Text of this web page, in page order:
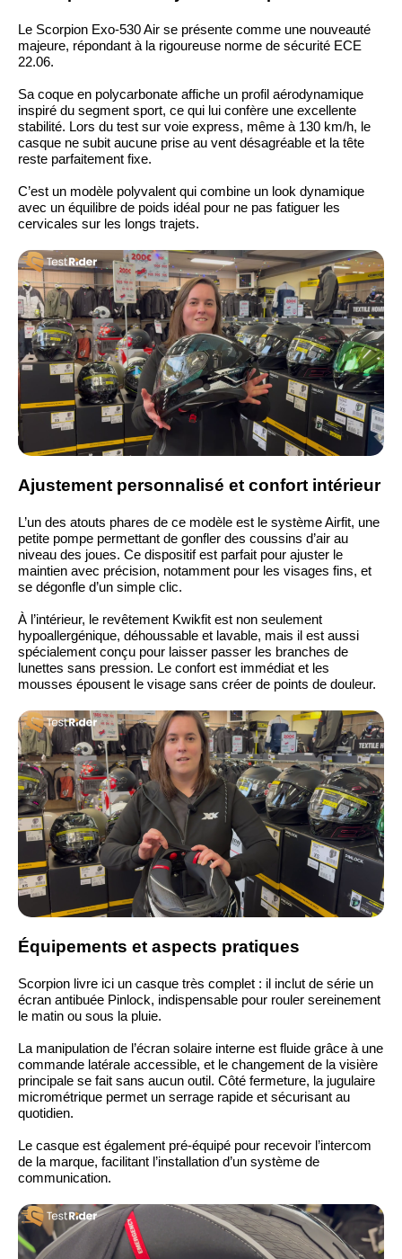
Le Scorpion Exo-530 Air se présente comme une nouveauté
majeure, répondant à la rigoureuse norme de sécurité ECE
22.06.
Sa coque en polycarbonate affiche un profil aérodynamique
inspiré du segment sport, ce qui lui confère une excellente
stabilité. Lors du test sur voie express, même à 130 km/h, le
casque ne subit aucune prise au vent désagréable et la tête
reste parfaitement fixe.
C’est un modèle polyvalent qui combine un look dynamique
avec un équilibre de poids idéal pour ne pas fatiguer les
cervicales sur les longs trajets.
Ajustement personnalisé et confort intérieur
L’un des atouts phares de ce modèle est le système Airfit, une
petite pompe permettant de gonfler des coussins d’air au
niveau des joues. Ce dispositif est parfait pour ajuster le
maintien avec précision, notamment pour les visages fins, et
se dégonfle d’un simple clic.
À l’intérieur, le revêtement Kwikfit est non seulement
hypoallergénique, déhoussable et lavable, mais il est aussi
spécialement conçu pour laisser passer les branches de
lunettes sans pression. Le confort est immédiat et les
mousses épousent le visage sans créer de points de douleur.
Équipements et aspects pratiques
Scorpion livre ici un casque très complet : il inclut de série un
écran antibuée Pinlock, indispensable pour rouler sereinement
le matin ou sous la pluie.
La manipulation de l’écran solaire interne est fluide grâce à une
commande latérale accessible, et le changement de la visière
principale se fait sans aucun outil. Côté fermeture, la jugulaire
micrométrique permet un serrage rapide et sécurisant au
quotidien.
Le casque est également pré-équipé pour recevoir l’intercom
de la marque, facilitant l’installation d’un système de
communication.